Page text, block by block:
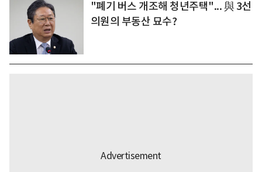
"폐기 버스 개조해 청년주택"... 與 3선
의원의 부동산 묘수?